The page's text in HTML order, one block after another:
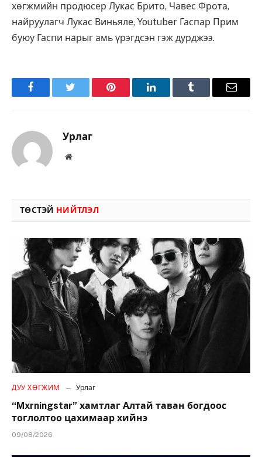
хөгжмийн продюсер Лукас Брито, Чавес Фрота,
найруулагч Лукас Виньяле, Youtuber Гаспар Прим
буюу Гаспи нарыг амь үрэгдсэн гэж дурджээ.
FacebookTwitter Pinterest LinkedInTumblr Имэйл
Урлаг
Вэбсайт
ТӨСТЭЙ НИЙТЛЭЛ
ДУУ ХӨГЖИМ Урлаг
“Mxrningstar” хамтлаг Алтай таван богдоос
тоглолтоо цахимаар хийнэ
09/08/2026